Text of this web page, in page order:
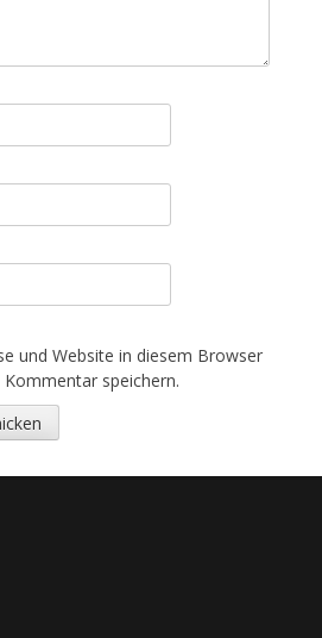
und Website in diesem Browser
speichern.